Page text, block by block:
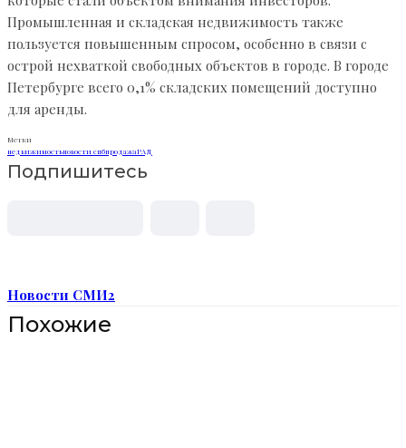
Промышленная и складская недвижимость также
пользуется повышенным спросом, особенно в связи с
острой нехваткой свободных объектов в городе. В городе
Петербурге всего 0,1% складских помещений доступно
для аренды.
Метки
недвижимостьновости спбпродажаРАД
Подпишитесь
Новости СМИ2
Похожие